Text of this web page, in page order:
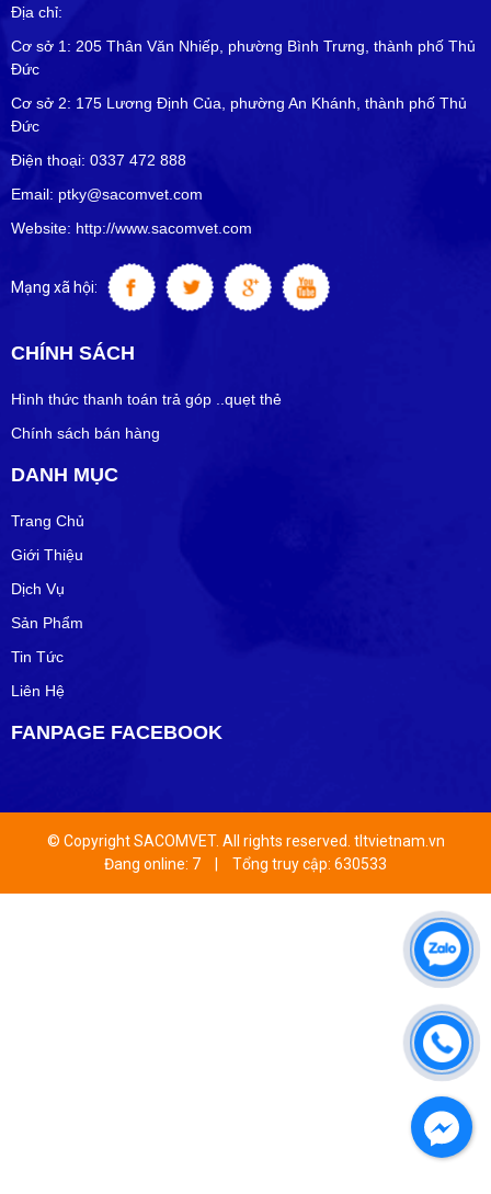
Địa chỉ:
Cơ sở 1: 205 Thân Văn Nhiếp, phường Bình Trưng, thành phố Thủ
Đức
Cơ sở 2: 175 Lương Định Của, phường An Khánh, thành phố Thủ
Đức
Điện thoại: 0337 472 888
Email: ptky@sacomvet.com
Website: http://www.sacomvet.com
Mạng xã hội:
CHÍNH SÁCH
Hình thức thanh toán trả góp ..quẹt thẻ
Chính sách bán hàng
DANH MỤC
Trang Chủ
Giới Thiệu
Dịch Vụ
Sản Phẩm
Tin Tức
Liên Hệ
FANPAGE FACEBOOK
© Copyright SACOMVET. All rights reserved. tltvietnam.vn
Đang online: 7
| Tổng truy cập: 630533